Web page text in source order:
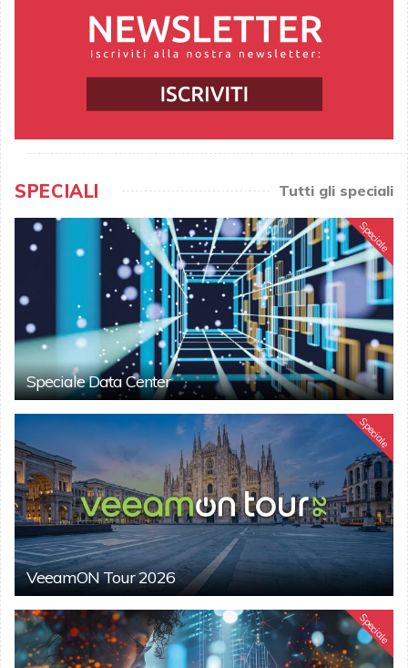
SPECIALI Tutti gli speciali
Speciale
Speciale Data Center
Speciale
VeeamON Tour 2026
Speciale